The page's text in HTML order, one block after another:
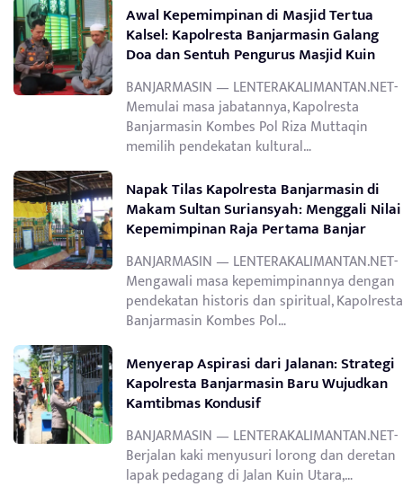
Awal Kepemimpinan di Masjid Tertua
Kalsel: Kapolresta Banjarmasin Galang
Doa dan Sentuh Pengurus Masjid Kuin
BANJARMASIN — LENTERAKALIMANTAN.NET-
Memulai masa jabatannya, Kapolresta
Banjarmasin Kombes Pol Riza Muttaqin
memilih pendekatan kultural…
Napak Tilas Kapolresta Banjarmasin di
Makam Sultan Suriansyah: Menggali Nilai
Kepemimpinan Raja Pertama Banjar
BANJARMASIN — LENTERAKALIMANTAN.NET-
Mengawali masa kepemimpinannya dengan
pendekatan historis dan spiritual, Kapolresta
Banjarmasin Kombes Pol…
Menyerap Aspirasi dari Jalanan: Strategi
Kapolresta Banjarmasin Baru Wujudkan
Kamtibmas Kondusif
BANJARMASIN — LENTERAKALIMANTAN.NET-
Berjalan kaki menyusuri lorong dan deretan
lapak pedagang di Jalan Kuin Utara,…